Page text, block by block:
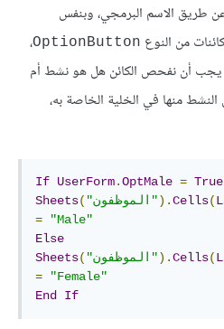
طريق الاسم البرمجي، وبنفس
من النوع OptionButton،
يجب أن نفحص الكائن هل هو نشط أم
منها في الخلية الخاصة به،
If UserForm.OptMale = True
Sheets( "الموظفون").Cells(
=
"Male"
Else
Sheets( "الموظفون").Cells(
=
"Female"
End
If